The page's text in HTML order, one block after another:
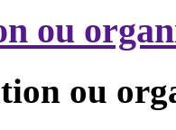
ou
ou